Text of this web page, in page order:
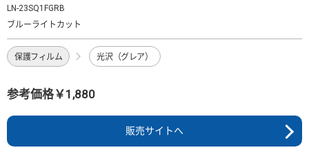
LN-23SQ1FGRB
ブルーライトカット
保護フィルム 光沢（グレア）
参考価格￥1,880
販売サイトへ